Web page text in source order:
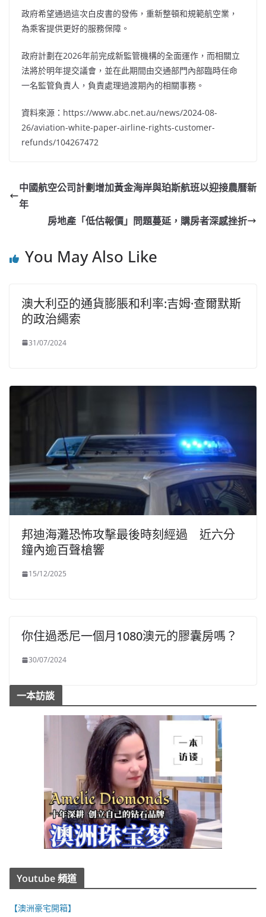
政府希望通過這次白皮書的發佈，重新整頓和規範航空業，
為乘客提供更好的服務保障。
政府計劃在2026年前完成新監管機構的全面運作，而相關立
法將於明年提交議會，並在此期間由交通部門內部臨時任命
一名監管負責人，負責處理過渡期內的相關事務。
資料來源：https://www.abc.net.au/news/2024-08-
26/aviation-white-paper-airline-rights-customer-
refunds/104267472
中國航空公司計劃增加黃金海岸與珀斯航班以迎接農曆新
年
房地產「低估報價」問題蔓延，購房者深感挫折
You May Also Like
澳大利亞的通貨膨脹和利率:吉姆·查爾默斯
的政治繩索
31/07/2024
邦迪海灘恐怖攻擊最後時刻經過 近六分
鐘內逾百聲槍響
15/12/2025
你住過悉尼一個月1080澳元的膠囊房嗎？
30/07/2024
一本訪談
Youtube 頻道
【澳洲豪宅開箱】